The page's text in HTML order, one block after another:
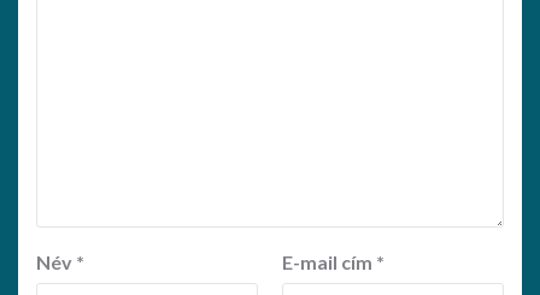
Név * E-mail cím *